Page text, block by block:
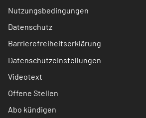
Nutzungsbedingungen
Datenschutz
Barrierefreiheitserklärung
Datenschutzeinstellungen
Videotext
Offene Stellen
Abo kündigen